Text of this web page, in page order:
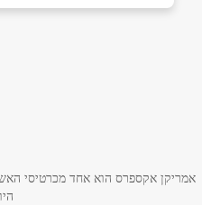
אימייל *
אמריקן אקספרס הוא אחד מכרטיסי